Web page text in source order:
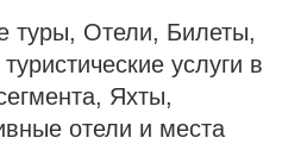
туры, Отели, Билеты,
услуги в
Яхты,
отели и места